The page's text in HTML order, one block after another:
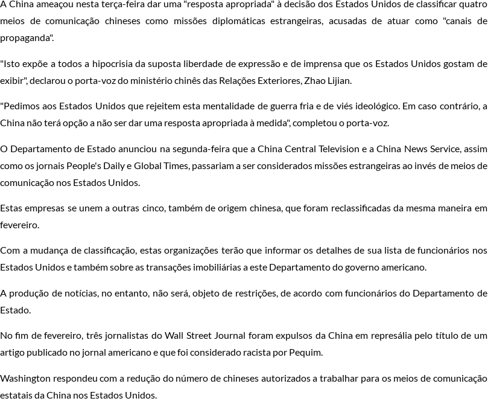
A China ameaçou nesta terça-feira dar uma "resposta apropriada" à decisão dos Estados Unidos de classificar quatro
meios de comunicação chineses como missões diplomáticas estrangeiras, acusadas de atuar como "canais de
propaganda".
"Isto expõe a todos a hipocrisia da suposta liberdade de expressão e de imprensa que os Estados Unidos gostam de
exibir", declarou o porta-voz do ministério chinês das Relações Exteriores, Zhao Lijian.
"Pedimos aos Estados Unidos que rejeitem esta mentalidade de guerra fria e de viés ideológico. Em caso contrário, a
China não terá opção a não ser dar uma resposta apropriada à medida", completou o porta-voz.
O Departamento de Estado anunciou na segunda-feira que a China Central Television e a China News Service, assim
como os jornais People's Daily e Global Times, passariam a ser considerados missões estrangeiras ao invés de meios de
comunicação nos Estados Unidos.
Estas empresas se unem a outras cinco, também de origem chinesa, que foram reclassificadas da mesma maneira em
fevereiro.
Com a mudança de classificação, estas organizações terão que informar os detalhes de sua lista de funcionários nos
Estados Unidos e também sobre as transações imobiliárias a este Departamento do governo americano.
A produção de notícias, no entanto, não será, objeto de restrições, de acordo com funcionários do Departamento de
Estado.
No fim de fevereiro, três jornalistas do Wall Street Journal foram expulsos da China em represália pelo título de um
artigo publicado no jornal americano e que foi considerado racista por Pequim.
Washington respondeu com a redução do número de chineses autorizados a trabalhar para os meios de comunicação
estatais da China nos Estados Unidos.